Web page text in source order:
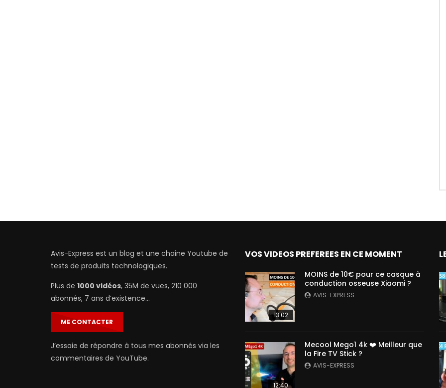
Avis-Express est un blog et une chaine Youtube de
tests de produits technologiques.
Plus de 1000 vidéos, 35M de vues, 210 000
abonnés, 7 ans d’existence…
ME CONTACTER
J’essaie de répondre à tous mes abonnés via les
commentaires de YouTube.
VOS VIDEOS PREFEREES EN CE MOMENT
13:02
MOINS de 10€ pour ce casque à
conduction osseuse Xiaomi ?
AVIS-EXPRESS
12:40
Mecool Mego1 4k ❤️ Meilleur que
la Fire TV Stick ?
AVIS-EXPRESS